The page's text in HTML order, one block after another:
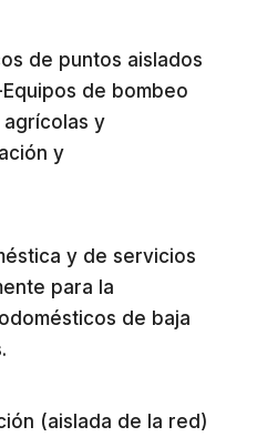
de puntos aislados
de bombeo
y
y
y de servicios
para la
de baja
(aislada de la red)